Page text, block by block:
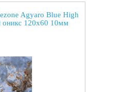
Agyaro Blue High
оникс 120x60 10мм